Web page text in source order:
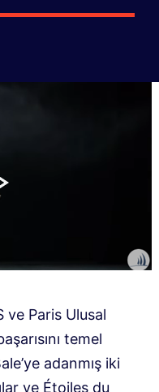
ve Paris Ulusal
temel
adanmış iki
ve Étoiles du